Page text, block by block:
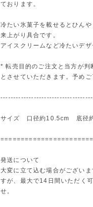
ております。
冷たい氷菓子を載せるとひん
来上がり具合です。
アイスクリームなど冷たいデ
* 転売目的のご注文と当方が
とさせていただきます。予めご
サイズ 口径約10.5cm 底径
発送について
大変に立て込む場合がござい
すが、最大で14日間いただく
せ。